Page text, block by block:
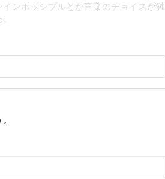
ンポッシブルとか言葉のチョイスが独